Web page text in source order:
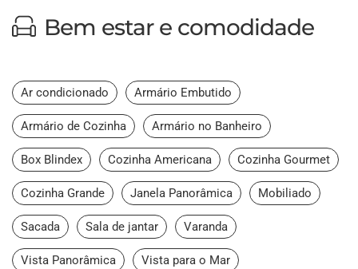
Bem estar e comodidade
Ar condicionado Armário Embutido
Armário de Cozinha Armário no Banheiro
Box Blindex Cozinha Americana Cozinha Gourmet
Cozinha Grande Janela Panorâmica Mobiliado
Sacada Sala de jantar Varanda
Vista Panorâmica Vista para o Mar